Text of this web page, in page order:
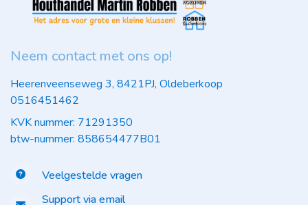
Neem contact met ons op!
Heerenveenseweg 3, 8421PJ, Oldeberkoop
0516451462
KVK nummer: 71291350
btw-nummer: 858654477B01
Veelgestelde vragen
Support via email